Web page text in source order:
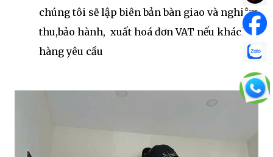
chúng tôi sẽ lập biên bản bàn giao và nghiệm
thu,bảo hành, xuất hoá đơn VAT nếu khách
hàng yêu cầu